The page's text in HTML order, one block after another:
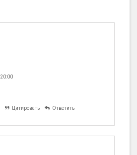
Цитировать Ответить